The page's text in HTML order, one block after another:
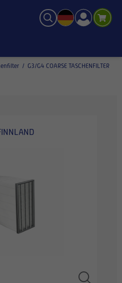
/ G3/G4 COARSE TASCHENFILTER